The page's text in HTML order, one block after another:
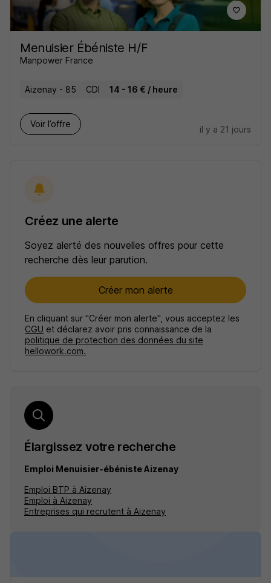
Menuisier Ébéniste H/F
Manpower France
Aizenay - 85 CDI 14 - 16 € / heure
Voir l’offre
il y a 21 jours
Créez une alerte
Soyez alerté des nouvelles offres pour cette
recherche dès leur parution.
Créer mon alerte
En cliquant sur "Créer mon alerte", vous acceptez les
CGU et déclarez avoir pris connaissance de la
politique de protection des données du site
hellowork.com.
Élargissez votre recherche
Emploi Menuisier-ébéniste Aizenay
Emploi BTP à Aizenay
Emploi à Aizenay
Entreprises qui recrutent à Aizenay